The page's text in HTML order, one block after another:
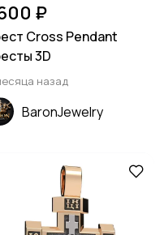
₽
Cross Pendant
3D
назад
BaronJewelry